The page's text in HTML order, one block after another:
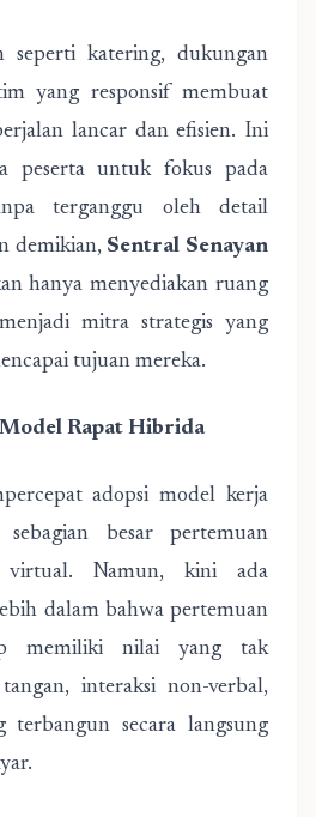
seperti katering, dukungan
yang responsif membuat
lancar dan efisien. Ini
peserta untuk fokus pada
terganggu oleh detail
demikian, Sentral Senayan
hanya menyediakan ruang
mitra strategis yang
tujuan mereka.
Rapat Hibrida
adopsi model kerja
besar pertemuan
virtual. Namun, kini ada
dalam bahwa pertemuan
memiliki nilai yang tak
interaksi non-verbal,
secara langsung